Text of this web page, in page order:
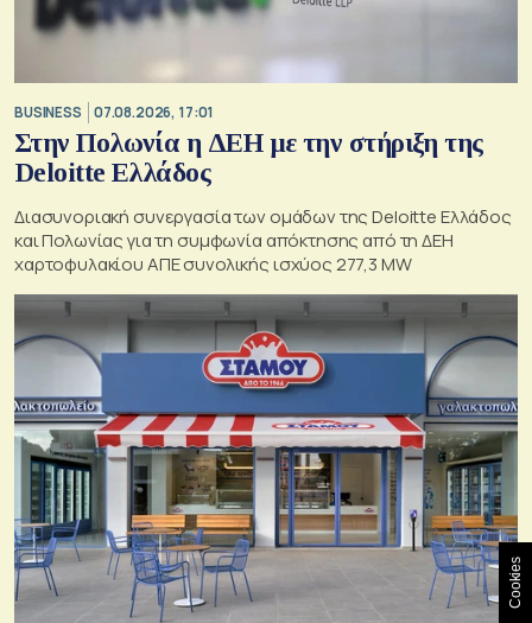
BUSINESS 07.08.2026, 17:01
Στην Πολωνία η ΔΕΗ με την στήριξη της
Deloitte Ελλάδος
Διασυνοριακή συνεργασία των ομάδων της Deloitte Ελλάδος
και Πολωνίας για τη συμφωνία απόκτησης από τη ΔΕΗ
χαρτοφυλακίου ΑΠΕ συνολικής ισχύος 277,3 MW
Cookies